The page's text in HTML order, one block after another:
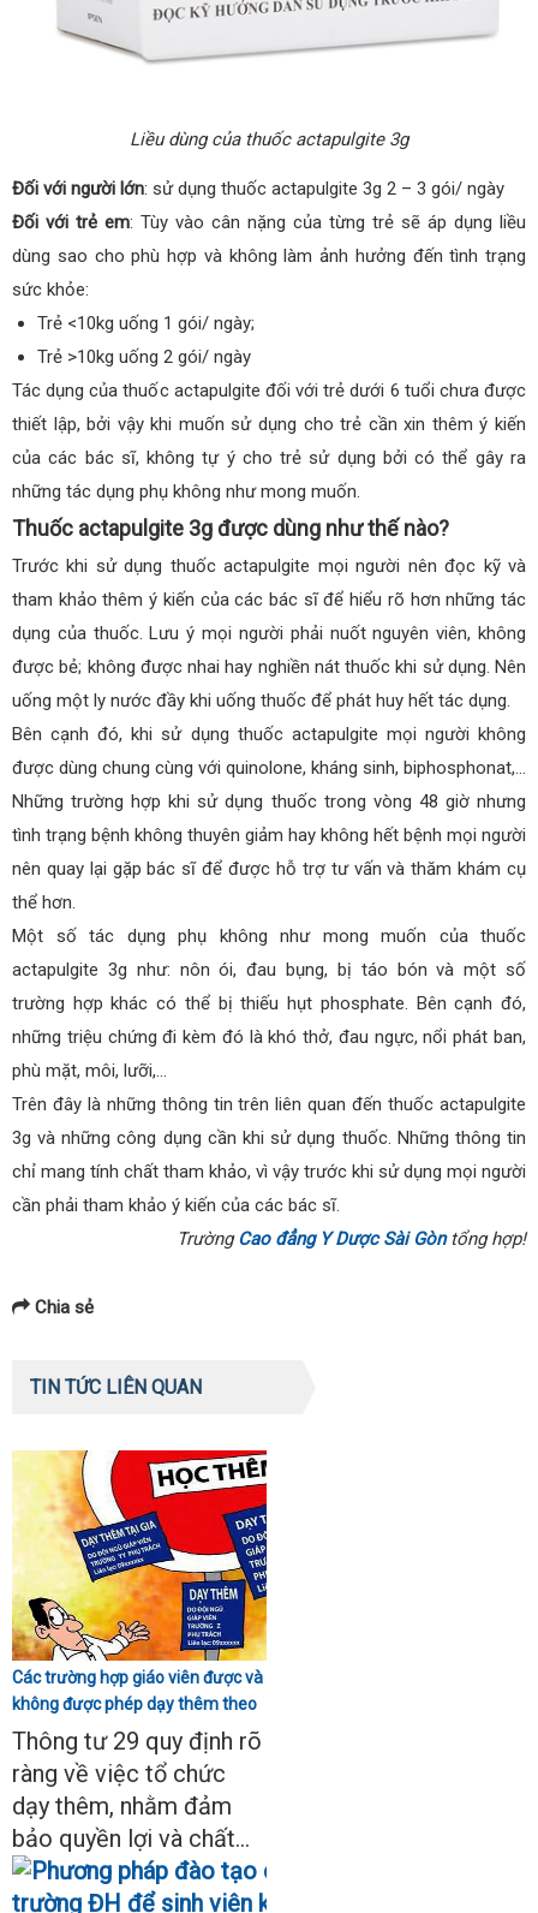
Liều dùng của thuốc actapulgite 3g
Đối với người lớn: sử dụng thuốc actapulgite 3g 2 – 3 gói/ ngày
Đối với trẻ em: Tùy vào cân nặng của từng trẻ sẽ áp dụng liều
dùng sao cho phù hợp và không làm ảnh hưởng đến tình trạng
sức khỏe:
Trẻ <10kg uống 1 gói/ ngày;
Trẻ >10kg uống 2 gói/ ngày
Tác dụng của thuốc actapulgite đối với trẻ dưới 6 tuổi chưa được
thiết lập, bởi vậy khi muốn sử dụng cho trẻ cần xin thêm ý kiến
của các bác sĩ, không tự ý cho trẻ sử dụng bởi có thể gây ra
những tác dụng phụ không như mong muốn.
Thuốc actapulgite 3g được dùng như thế nào?
Trước khi sử dụng thuốc actapulgite mọi người nên đọc kỹ và
tham khảo thêm ý kiến của các bác sĩ để hiểu rõ hơn những tác
dụng của thuốc. Lưu ý mọi người phải nuốt nguyên viên, không
được bẻ; không được nhai hay nghiền nát thuốc khi sử dụng. Nên
uống một ly nước đầy khi uống thuốc để phát huy hết tác dụng.
Bên cạnh đó, khi sử dụng thuốc actapulgite mọi người không
được dùng chung cùng với quinolone, kháng sinh, biphosphonat,…
Những trường hợp khi sử dụng thuốc trong vòng 48 giờ nhưng
tình trạng bệnh không thuyên giảm hay không hết bệnh mọi người
nên quay lại gặp bác sĩ để được hỗ trợ tư vấn và thăm khám cụ
thể hơn.
Một số tác dụng phụ không như mong muốn của thuốc
actapulgite 3g như: nôn ói, đau bụng, bị táo bón và một số
trường hợp khác có thể bị thiếu hụt phosphate. Bên cạnh đó,
những triệu chứng đi kèm đó là khó thở, đau ngực, nổi phát ban,
phù mặt, môi, lưỡi,…
Trên đây là những thông tin trên liên quan đến thuốc actapulgite
3g và những công dụng cần khi sử dụng thuốc. Những thông tin
chỉ mang tính chất tham khảo, vì vậy trước khi sử dụng mọi người
cần phải tham khảo ý kiến của các bác sĩ.
TrườngCao đẳng Y Dược Sài Gòntổng hợp!
Chia sẻ
TIN TỨC LIÊN QUAN
Các trường hợp giáo viên được và
không được phép dạy thêm theo
Thông tư 29
Thông tư 29 quy định rõ
ràng về việc tổ chức
dạy thêm, nhằm đảm
bảo quyền lợi và chất...